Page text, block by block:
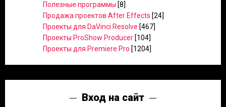
Полезные программы [8]
Продажа проектов After Effects [24]
Проекты для DaVinci Resolve [467]
Проекты ProShow Producer [104]
Проекты для Premiere Pro [1204]
Вход на сайт